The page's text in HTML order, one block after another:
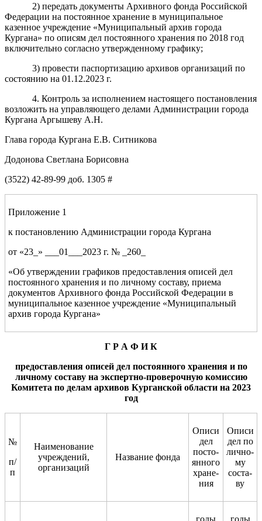
2) передать документы Архивного фонда Российской
Федерации на постоянное хранение в муниципальное
казенное учреждение «Муниципальный архив города
Кургана» по описям дел постоянного хранения по 2018 год
включительно согласно утвержденному графику;
3) провести паспортизацию архивов организаций по
состоянию на 01.12.2023 г.
4. Контроль за исполнением настоящего постановления
возложить на управляющего делами Администрации города
Кургана Аргышеву А.Н.
Глава города Кургана Е.В. Ситникова
Додонова Светлана Борисовна
(3522) 42-89-99 доб. 1305 #
Приложение 1
к постановлению Администрации города Кургана
от «23_» ___01___2023 г. № _260_
«Об утверждении графиков предоставления описей дел
постоянного хранения и по личному составу, приема
документов Архивного фонда Российской Федерации в
муниципальное казенное учреждение «Муниципальный
архив города Кургана»
Г Р А Ф И К
предоставления описей дел постоянного хранения и по
личному составу на экспертно-проверочную комиссию
Комитета по делам архивов Курганской области на 2023
год
№
п/
п
Наименование
учреждений,
организаций
Название фонда
Описи
дел
посто-
янного
хране-
ния
Описи
дел по
лично-
му
соста-
ву
годы годы